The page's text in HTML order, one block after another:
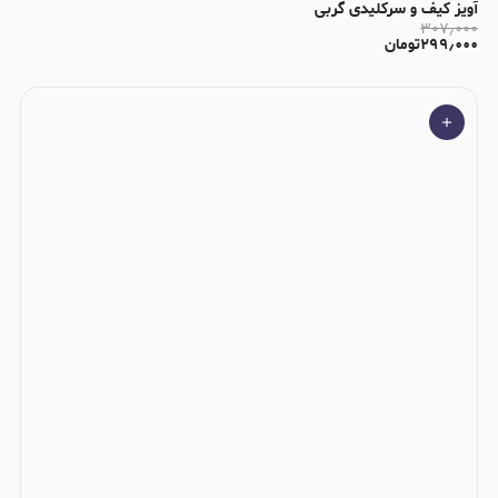
آویز کیف و سرکلیدی گربی
۳۰۷٫۰۰۰
۲۹۹٫۰۰۰تومان